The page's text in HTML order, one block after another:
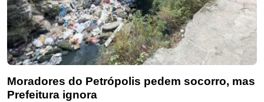
Moradores do Petrópolis pedem socorro, mas
Prefeitura ignora